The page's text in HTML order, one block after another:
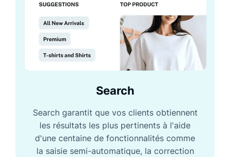
Search
Search garantit que vos clients obtiennent
les résultats les plus pertinents à l'aide
d'une centaine de fonctionnalités comme
la saisie semi-automatique, la correction